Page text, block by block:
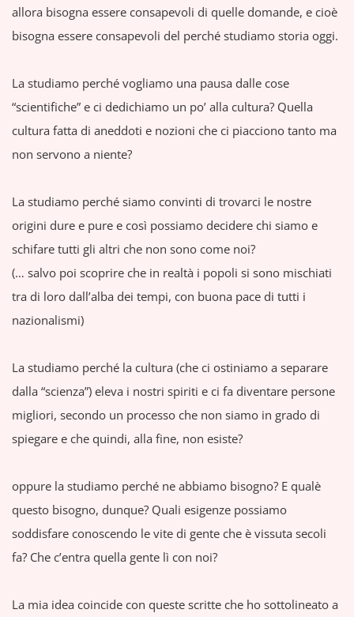
allora bisogna essere consapevoli di quelle domande, e cioè
bisogna essere consapevoli del perché studiamo storia oggi.
La studiamo perché vogliamo una pausa dalle cose
“scientifiche” e ci dedichiamo un po’ alla cultura? Quella
cultura fatta di aneddoti e nozioni che ci piacciono tanto ma
non servono a niente?
La studiamo perché siamo convinti di trovarci le nostre
origini dure e pure e così possiamo decidere chi siamo e
schifare tutti gli altri che non sono come noi?
(… salvo poi scoprire che in realtà i popoli si sono mischiati
tra di loro dall’alba dei tempi, con buona pace di tutti i
nazionalismi)
La studiamo perché la cultura (che ci ostiniamo a separare
dalla “scienza”) eleva i nostri spiriti e ci fa diventare persone
migliori, secondo un processo che non siamo in grado di
spiegare e che quindi, alla fine, non esiste?
oppure la studiamo perché ne abbiamo bisogno? E qualè
questo bisogno, dunque? Quali esigenze possiamo
soddisfare conoscendo le vite di gente che è vissuta secoli
fa? Che c’entra quella gente lì con noi?
La mia idea coincide con queste scritte che ho sottolineato a